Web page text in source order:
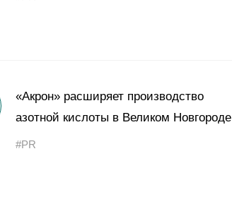
«Акрон» расширяет производство
азотной кислоты в Великом Новгороде
#PR